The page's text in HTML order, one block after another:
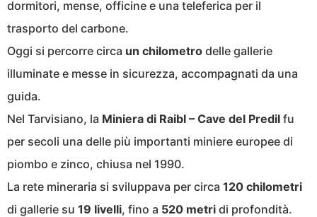
dormitori, mense, officine e una teleferica per il
trasporto del carbone.
Oggi si percorre circa un chilometro delle gallerie
illuminate e messe in sicurezza, accompagnati da una
guida.
Nel Tarvisiano, la Miniera di Raibl – Cave del Predil fu
per secoli una delle più importanti miniere europee di
piombo e zinco, chiusa nel 1990.
La rete mineraria si sviluppava per circa 120 chilometri
di gallerie su 19 livelli, fino a 520 metri di profondità.